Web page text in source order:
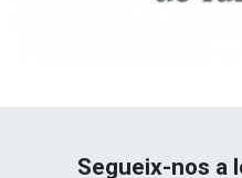
Segueix-nos a